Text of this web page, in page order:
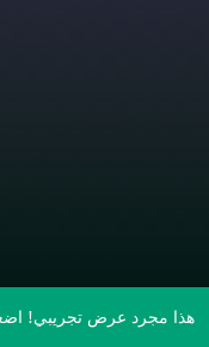
هذا مجرد عرض تجريبي!